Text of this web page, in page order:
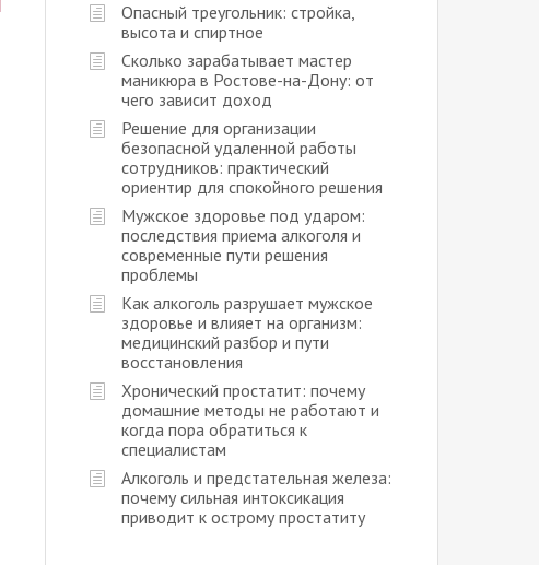
Опасный треугольник: стройка,
высота и спиртное
Сколько зарабатывает мастер
маникюра в Ростове-на-Дону: от
чего зависит доход
Решение для организации
безопасной удаленной работы
сотрудников: практический
ориентир для спокойного решения
Мужское здоровье под ударом:
последствия приема алкоголя и
современные пути решения
проблемы
Как алкоголь разрушает мужское
здоровье и влияет на организм:
медицинский разбор и пути
восстановления
Хронический простатит: почему
домашние методы не работают и
когда пора обратиться к
специалистам
Алкоголь и предстательная железа:
почему сильная интоксикация
приводит к острому простатиту